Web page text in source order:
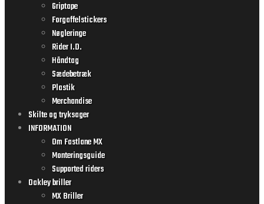
Griptape
Forgaffelstickers
Nøgleringe
Rider I.D.
Håndtag
Sædebetræk
Plastik
Merchandise
Skilte og tryksager
INFORMATION
Om Fastlane MX
Monteringsguide
Supported riders
Oakley briller
MX Briller